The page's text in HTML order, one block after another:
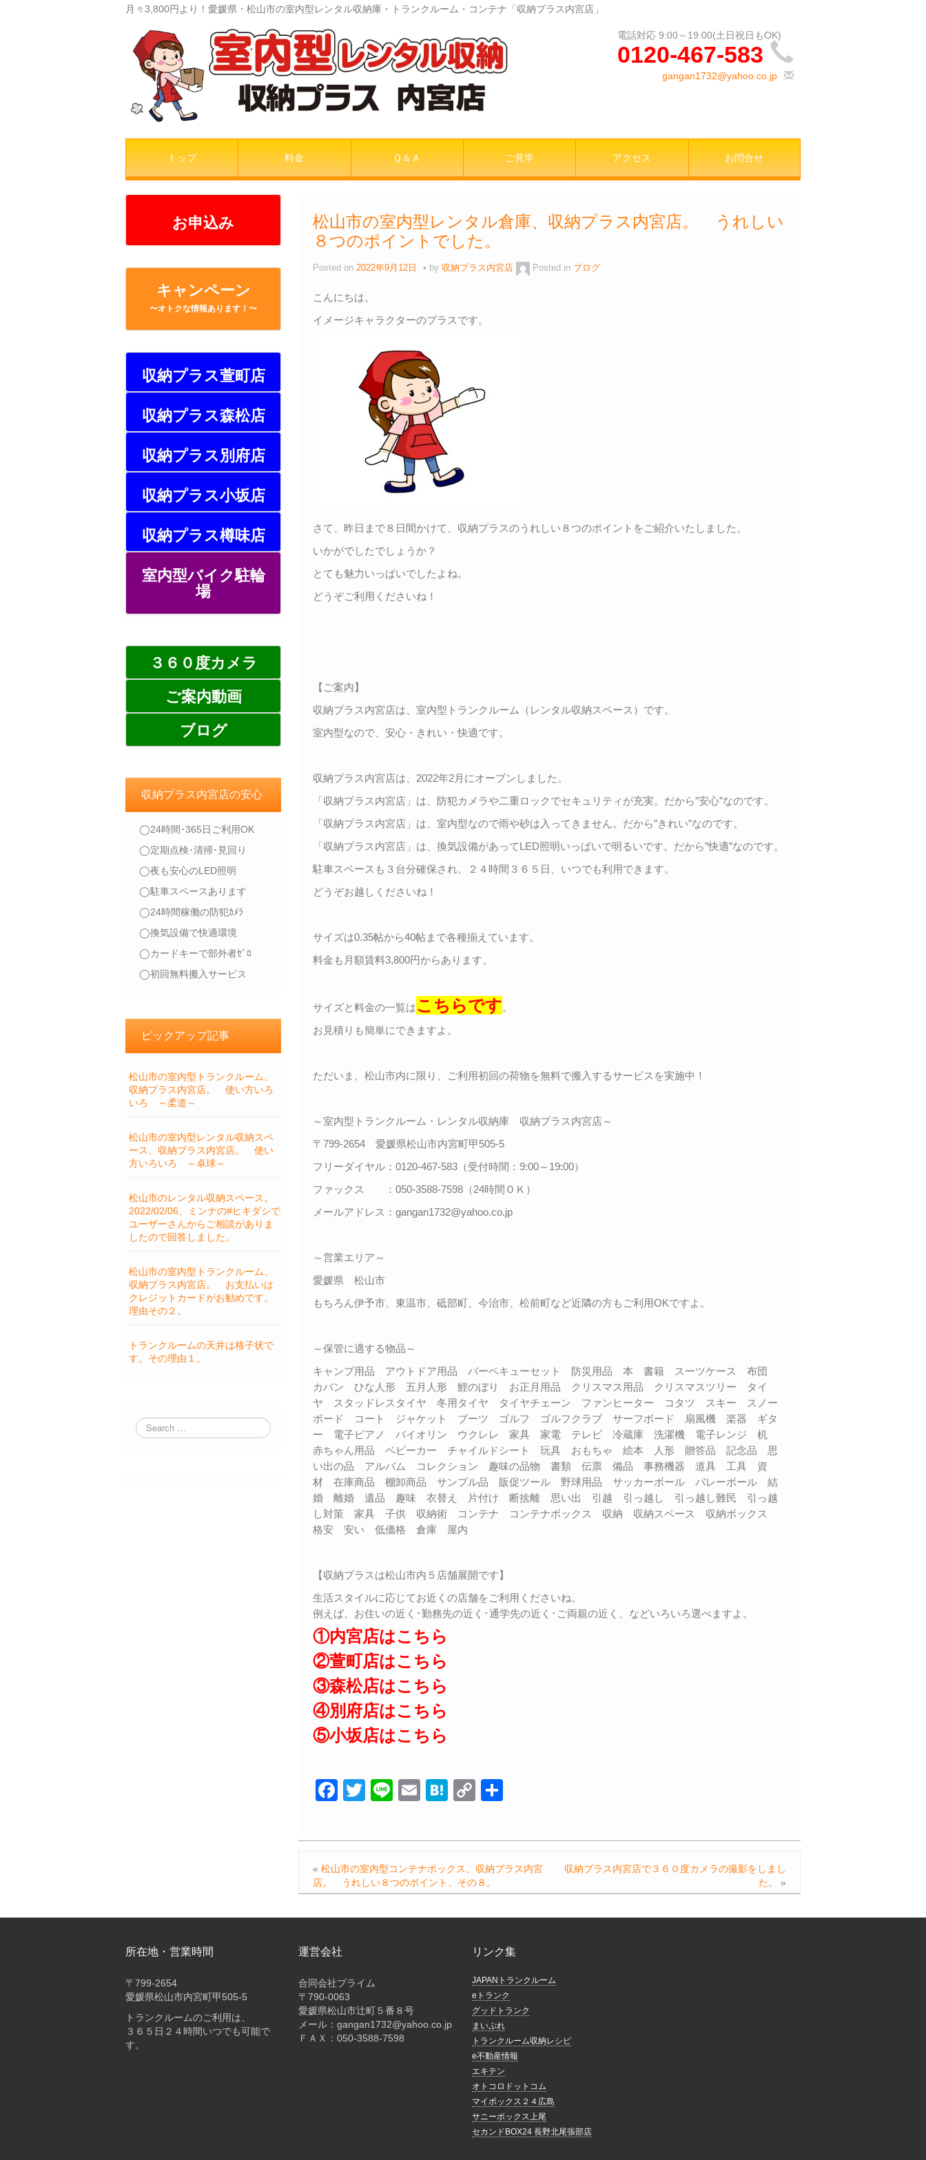
月々3,800円より！愛媛県・松山市の室内型レンタル収納庫・トランクルーム・コンテナ「収納プラス内宮店」
0120-467-583
gangan1732@yahoo.co.jp
トップ 料金 Ｑ＆Ａ ご見学 アクセス お問合せ
お申込み
キャンペーン
〜オトクな情報あります！〜
収納プラス萱町店
収納プラス森松店
収納プラス別府店
収納プラス小坂店
収納プラス樽味店
室内型バイク駐輪
場
３６０度カメラ
ご案内動画
ブログ
収納プラス内宮店の安心
◯24時間･365日ご利用OK
◯定期点検･清掃･見回り
◯夜も安心のLED照明
◯駐車スペースあります
◯24時間稼働の防犯ｶﾒﾗ
◯換気設備で快適環境
◯カードキーで部外者ｾﾞﾛ
◯初回無料搬入サービス
ピックアップ記事
松山市の室内型トランクルーム、
収納プラス内宮店。 使い方いろ
いろ ～柔道～
松山市の室内型レンタル収納スペ
ース、収納プラス内宮店。 使い
方いろいろ ～卓球～
松山市のレンタル収納スペース。
2022/02/06、ミンナの#ヒキダシで
ユーザーさんからご相談がありま
したので回答しました。
松山市の室内型トランクルーム、
収納プラス内宮店。 お支払いは
クレジットカードがお勧めです。
理由その２。
トランクルームの天井は格子状で
す。その理由１。
松山市の室内型レンタル倉庫、収納プラス内宮店。 うれしい
８つのポイントでした。
Posted on2022年9月12日 by 収納プラス内宮店 Posted in ブログ
こんにちは。
イメージキャラクターのプラスです。
さて、昨日まで８日間かけて、収納プラスのうれしい８つのポイントをご紹介いたしました。
いかがでしたでしょうか？
とても魅力いっぱいでしたよね。
どうぞご利用くださいね！
【ご案内】
収納プラス内宮店は、室内型トランクルーム（レンタル収納スペース）です。
室内型なので、安心・きれい・快適です。
収納プラス内宮店は、2022年2月にオープンしました。
「収納プラス内宮店」は、防犯カメラや二重ロックでセキュリティが充実。だから”安心”なのです。
「収納プラス内宮店」は、室内型なので雨や砂は入ってきません。だから”きれい”なのです。
「収納プラス内宮店」は、換気設備があってLED照明いっぱいで明るいです。だから”快適”なのです。
駐車スペースも３台分確保され、２４時間３６５日、いつでも利用できます。
どうぞお越しくださいね！
サイズは0.35帖から40帖まで各種揃えています。
料金も月額賃料3,800円からあります。
サイズと料金の一覧はこちらです。
お見積りも簡単にできますよ。
ただいま、松山市内に限り、ご利用初回の荷物を無料で搬入するサービスを実施中！
～室内型トランクルーム・レンタル収納庫 収納プラス内宮店～
〒799-2654 愛媛県松山市内宮町甲505-5
フリーダイヤル：0120-467-583（受付時間：9:00～19:00）
ファックス ：050-3588-7598（24時間ＯＫ）
メールアドレス：gangan1732@yahoo.co.jp
～営業エリア～
愛媛県 松山市
もちろん伊予市、東温市、砥部町、今治市、松前町など近隣の方もご利用OKですよ。
～保管に適する物品～
キャンプ用品 アウトドア用品 バーベキューセット 防災用品 本 書籍 スーツケース 布団
カバン ひな人形 五月人形 鯉のぼり お正月用品 クリスマス用品 クリスマスツリー タイ
ヤ スタッドレスタイヤ 冬用タイヤ タイヤチェーン ファンヒーター コタツ スキー スノー
ボード コート ジャケット ブーツ ゴルフ ゴルフクラブ サーフボード 扇風機 楽器 ギタ
ー 電子ピアノ バイオリン ウクレレ 家具 家電 テレビ 冷蔵庫 洗濯機 電子レンジ 机
赤ちゃん用品 ベビーカー チャイルドシート 玩具 おもちゃ 絵本 人形 贈答品 記念品 思
い出の品 アルバム コレクション 趣味の品物 書類 伝票 備品 事務機器 道具 工具 資
材 在庫商品 棚卸商品 サンプル品 販促ツール 野球用品 サッカーボール バレーボール 結
婚 離婚 遺品 趣味 衣替え 片付け 断捨離 思い出 引越 引っ越し 引っ越し難民 引っ越
し対策 家具 子供 収納術 コンテナ コンテナボックス 収納 収納スペース 収納ボックス
格安 安い 低価格 倉庫 屋内
【収納プラスは松山市内５店舗展開です】
生活スタイルに応じてお近くの店舗をご利用くださいね。
例えば、お住いの近く･勤務先の近く･通学先の近く･ご両親の近く、などいろいろ選べますよ。
①内宮店はこちら
②萱町店はこちら
③森松店はこちら
④別府店はこちら
⑤小坂店はこちら
F
c
b
o
o
k
T
tt
Li
e
E
ail
H
e
a
C
p
Li
n
k
«松山市の室内型コンテナボックス、収納プラス内宮
店。 うれしい８つのポイント、その８。
収納プラス内宮店で３６０度カメラの撮影をしまし
た。
»
所在地・営業時間
〒 799-2654
愛媛県松山市内宮町甲505-5
トランクルームのご利用は、
３６５日２４時間いつでも可能で
す。
運営会社
合同会社プライム
〒790-0063
愛媛県松山市辻町５番８号
メール：gangan1732@yahoo.co.jp
ＦＡＸ：050-3588-7598
リンク集
JAPANトランクルーム
eトランク
グッドトランク
まいぷれ
トランクルーム収納レシピ
e不動産情報
エキテン
オトコロドットコム
マイボックス２４広島
サニーボックス上尾
セカンドBOX24 長野北尾張部店